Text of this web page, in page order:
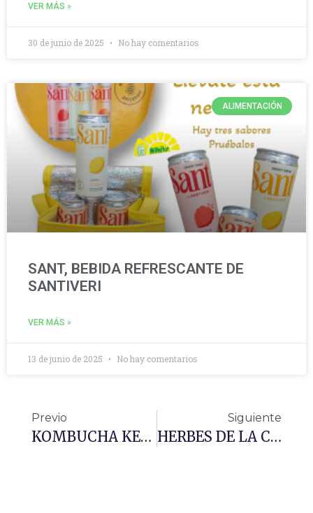
VER MÁS »
30 de junio de 2025 No hay comentarios
ALIMENTACIÓN
SANT, BEBIDA REFRESCANTE DE
SANTIVERI
VER MÁS »
13 de junio de 2025 No hay comentarios
Previo
KOMBUCHA KEVITA
Siguiente
HERBES DE LA CONCA, Sin Microplásticos